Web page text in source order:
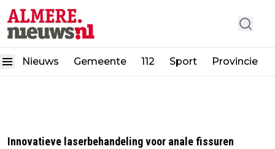
Nieuws Gemeente 112 Sport Provincie
Innovatieve laserbehandeling voor anale fissuren